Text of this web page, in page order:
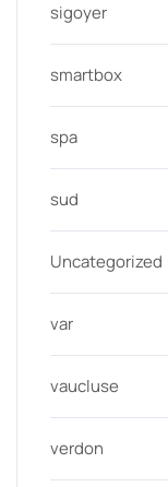
sigoyer
smartbox
spa
sud
Uncategorized
var
vaucluse
verdon